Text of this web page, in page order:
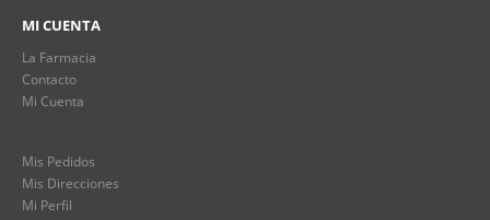
MI CUENTA
La Farmacia
Contacto
Mi Cuenta
Mis Pedidos
Mis Direcciones
Mi Perfil